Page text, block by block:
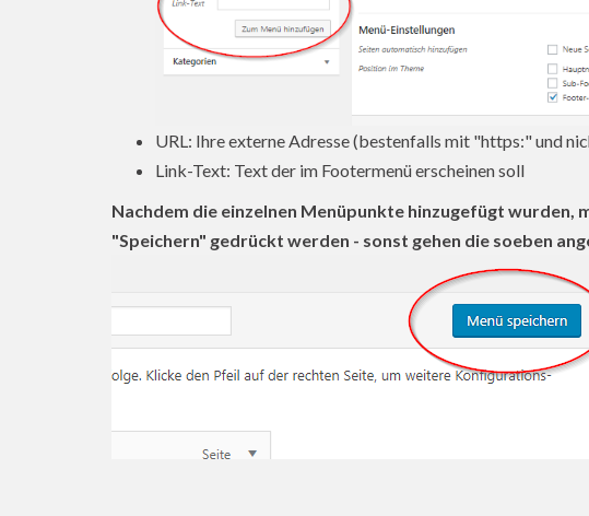
URL: Ihre externe Adresse (bestenfalls mit "https:" und
Link-Text: Text der im Footermenü erscheinen soll
Nachdem die einzelnen Menüpunkte hinzugefügt wurden,
"Speichern" gedrückt werden - sonst gehen die soeben